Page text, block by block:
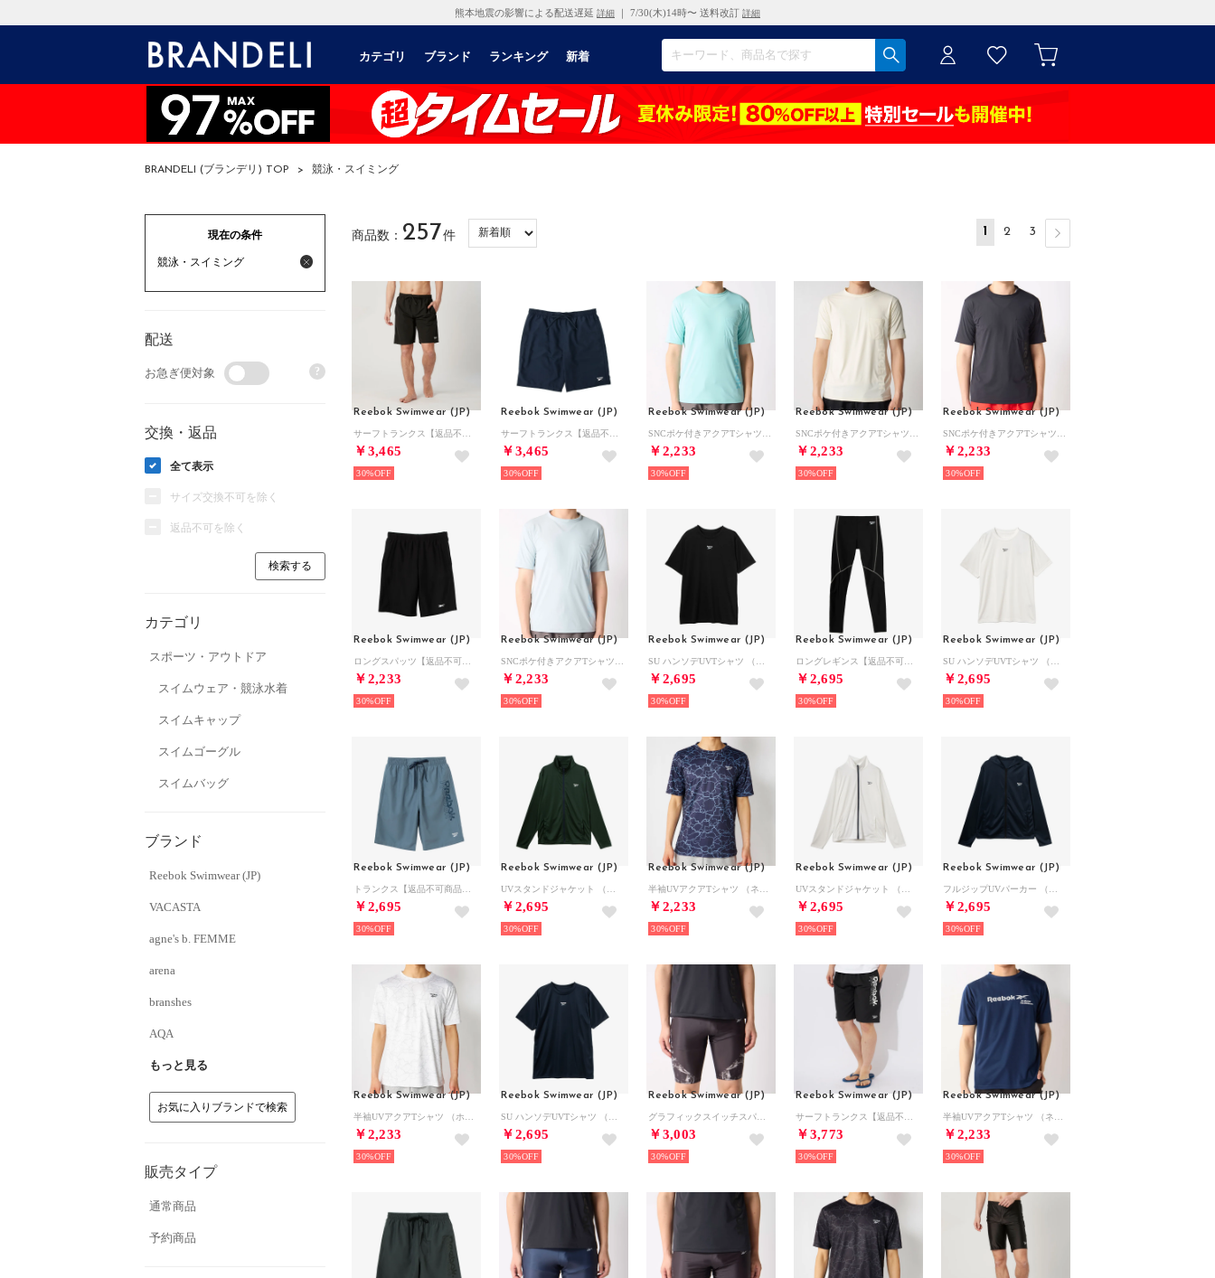
熊本地震の影響による配送遅延 詳細 ｜ 7/30(木)14時〜 送料改訂 詳細
カテゴリ ブランド ランキング 新着
BRANDELI (ブランデリ) TOP > 競泳・スイミング
現在の条件
競泳・スイミング
配送
お急ぎ便対象 ?
交換・返品
全て表示
サイズ交換不可を除く
返品不可を除く
カテゴリ
スポーツ・アウトドア
スイムウェア・競泳水着
スイムキャップ
スイムゴーグル
スイムバッグ
ブランド
Reebok Swimwear (JP)
VACASTA
agne's b. FEMME
arena
branshes
AQA
もっと見る
お気に入りブランドで検索
販売タイプ
通常商品
予約商品
商品数： 257件 1 2 3
Reebok Swimwear (JP)
￥3,465
30%
Reebok Swimwear (JP)
￥3,465
30%
Reebok Swimwear (JP)
￥2,233
30%
Reebok Swimwear (JP)
￥2,233
30%
Reebok Swimwear (JP)
￥2,233
30%
Reebok Swimwear (JP)
￥2,233
30%
Reebok Swimwear (JP)
￥2,233
30%
Reebok Swimwear (JP)
￥2,695
30%
Reebok Swimwear (JP)
￥2,695
30%
Reebok Swimwear (JP)
￥2,695
30%
Reebok Swimwear (JP)
￥2,695
30%
Reebok Swimwear (JP)
￥2,695
30%
Reebok Swimwear (JP)
￥2,233
30%
Reebok Swimwear (JP)
￥2,695
30%
Reebok Swimwear (JP)
￥2,695
30%
Reebok Swimwear (JP)
￥2,233
30%
Reebok Swimwear (JP)
￥2,695
30%
Reebok Swimwear (JP)
￥3,003
30%
Reebok Swimwear (JP)
￥3,773
30%
Reebok Swimwear (JP)
￥2,233
30%